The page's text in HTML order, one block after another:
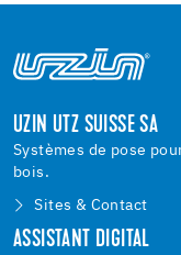
UZIN UTZ SUISSE SA
Systèmes de pose
bois.
Sites & Contact
ASSISTANT DIGITAL